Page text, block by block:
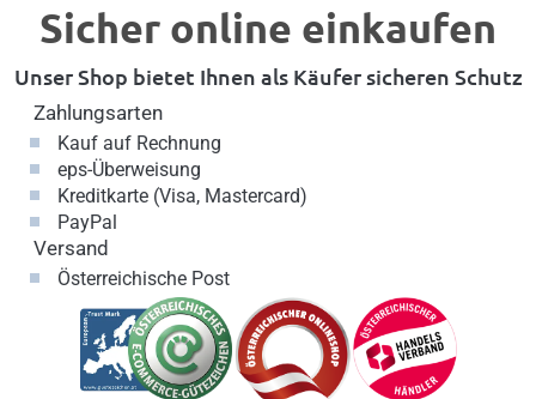
Sicher online einkaufen
Unser Shop bietet Ihnen als Käufer sicheren Schutz
Zahlungsarten
Kauf auf Rechnung
eps-Überweisung
Kreditkarte (Visa, Mastercard)
PayPal
Versand
Österreichische Post